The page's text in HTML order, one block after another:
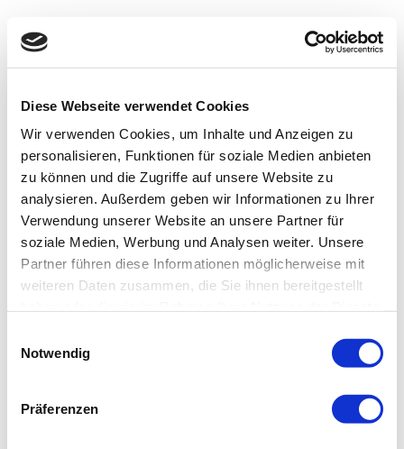
Diese Webseite verwendet Cookies
Wir verwenden Cookies, um Inhalte und Anzeigen zu
personalisieren, Funktionen für soziale Medien anbieten
zu können und die Zugriffe auf unsere Website zu
analysieren. Außerdem geben wir Informationen zu Ihrer
Verwendung unserer Website an unsere Partner für
soziale Medien, Werbung und Analysen weiter. Unsere
Partner führen diese Informationen möglicherweise mit
weiteren Daten zusammen, die Sie ihnen bereitgestellt
Notwendig
Präferenzen